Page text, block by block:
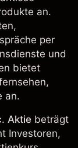
an.
per
und
bietet
an.
Aktie beträgt
Investoren,